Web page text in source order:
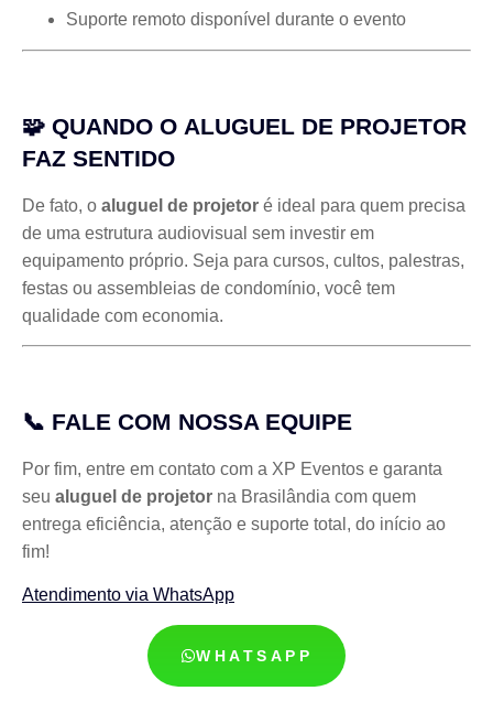
Suporte remoto disponível durante o evento
🧩 QUANDO O ALUGUEL DE PROJETOR
FAZ SENTIDO
De fato, o aluguel de projetor é ideal para quem precisa
de uma estrutura audiovisual sem investir em
equipamento próprio. Seja para cursos, cultos, palestras,
festas ou assembleias de condomínio, você tem
qualidade com economia.
📞 FALE COM NOSSA EQUIPE
Por fim, entre em contato com a XP Eventos e garanta
seu aluguel de projetor na Brasilândia com quem
entrega eficiência, atenção e suporte total, do início ao
fim!
Atendimento via WhatsApp
WHATSAPP